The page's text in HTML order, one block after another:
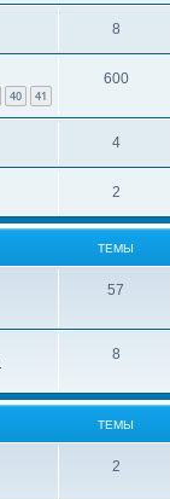
8
40 41
600
4
2
ТЕМЫ
57
8
ТЕМЫ
2